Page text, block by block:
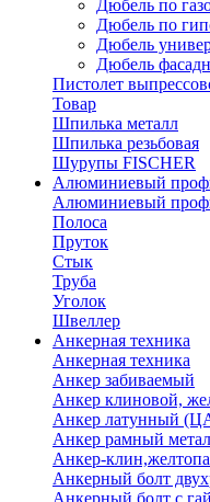
Дюбель по
Дюбель по
Дюбель
Дюбель
Пистолет
Товар
Шпилька металл
Шпилька резьбовая
Шурупы FISCHER
Алюминиевый
Алюминиевый
Полоса
Пруток
Стык
Труба
Уголок
Швеллер
Анкерная техника
Анкерная техника
Анкер забиваемый
Анкер клиновой,
Анкер латунный
Анкер рамный
Анкер-
Анкерный болт
Анкерный болт с